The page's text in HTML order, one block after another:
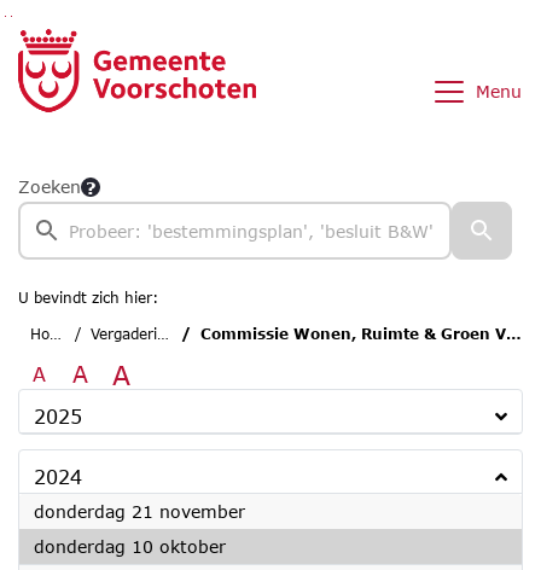
Ga naar de inhoud van deze pagina
Ga naar het zoeken
Ga naar het menu
Menu
Zoeken
U bevindt zich hier:
Home
Vergaderingen Commissie Wonen, Ruimte & Groen Voorschoten
A A A
2025
2024
donderdag 21 november2024
donderdag 10 oktober2024